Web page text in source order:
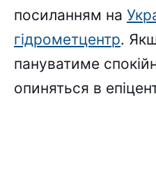
посиланням на
гідрометцентр.
пануватиме
опиняться в